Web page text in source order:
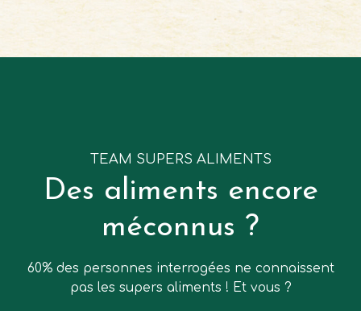
TEAM SUPERS ALIMENTS
Des aliments encore
méconnus ?
60% des personnes interrogées ne connaissent
pas les supers aliments ! Et vous ?